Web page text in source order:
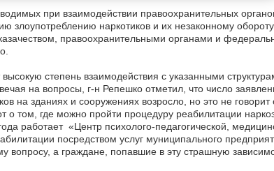
при взаимодействии правоохранительных
злоупотреблению наркотиков и их незаконному
правоохранительными органами и
степень взаимодействия с указанными
на вопросы, г-н Репешко отметил, что число
на зданиях и сооружениях возросло, но это не говорит
о том, где можно пройти процедуру реабилитации
работает «Центр психолого-педагогической,
посредством услуг муниципального
вопросу, а граждане, попавшие в эту страшную